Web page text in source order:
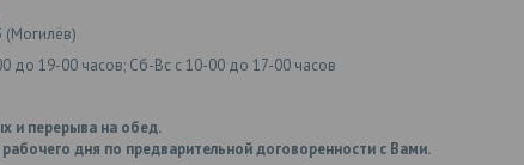
(Могилёв)
до 19-00 часов; Сб-Вс с 10-00 до 17-00 часов
и перерыва на обед.
дня по предварительной договоренности с Вами.